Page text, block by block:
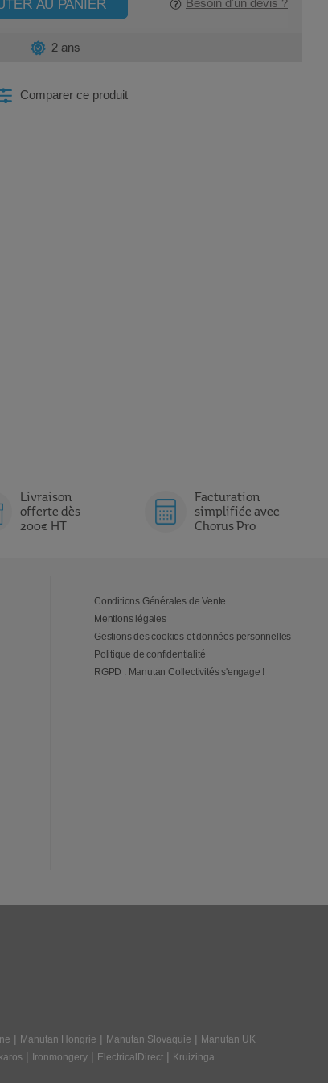
AU PANIER Besoin d’un devis ?
Comparer ce produit
2 ans
Livraison
offerte dès
200€ HT
Facturation
simplifiée avec
Chorus Pro
Conditions Générales de Vente
Mentions légales
Gestions des cookies et données personnelles
Politique de confidentialité
RGPD : Manutan Collectivités s'engage !
| Manutan Hongrie | Manutan Slovaquie | Manutan UK
Ikaros | Ironmongery| ElectricalDirect| Kruizinga